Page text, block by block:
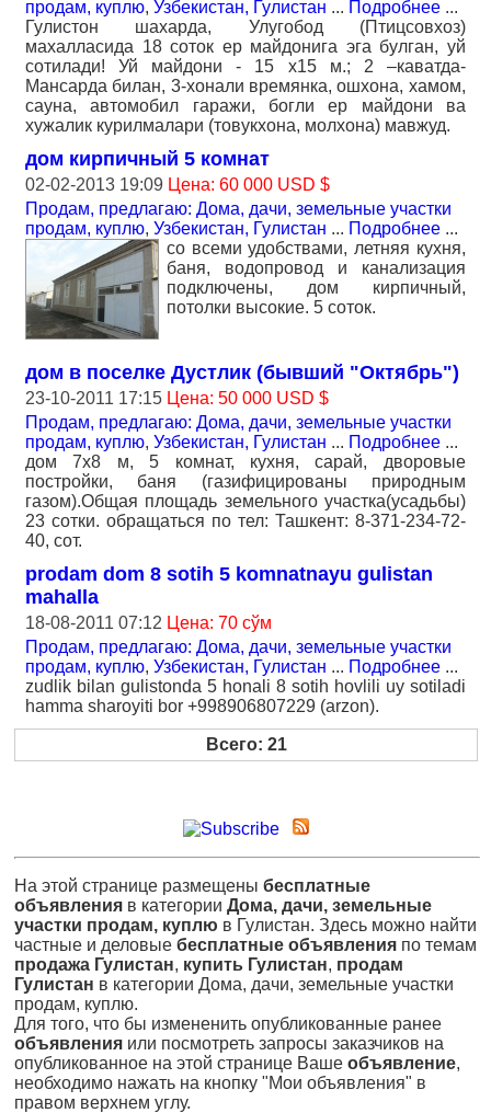
продам, куплю, Узбекистан, Гулистан ... Подробнее ...
Гулистон шахарда, Улугобод (Птицсовхоз)
махалласида 18 соток ер майдонига эга булган, уй
сотилади! Уй майдони - 15 х15 м.; 2 –каватда-
Мансарда билан, 3-хонали времянка, ошхона, хамом,
сауна, автомобил гаражи, богли ер майдони ва
хужалик курилмалари (товукхона, молхона) мавжуд.
дом кирпичный 5 комнат
02-02-2013 19:09 Цена: 60 000 USD $
Продам, предлагаю: Дома, дачи, земельные участки
продам, куплю, Узбекистан, Гулистан ... Подробнее ...
со всеми удобствами, летняя кухня,
баня, водопровод и канализация
подключены, дом кирпичный,
потолки высокие. 5 соток.
дом в поселке Дустлик (бывший "Октябрь")
23-10-2011 17:15 Цена: 50 000 USD $
Продам, предлагаю: Дома, дачи, земельные участки
продам, куплю, Узбекистан, Гулистан ... Подробнее ...
дом 7х8 м, 5 комнат, кухня, сарай, дворовые
постройки, баня (газифицированы природным
газом).Общая площадь земельного участка(усадьбы)
23 сотки. обращаться по тел: Ташкент: 8-371-234-72-
40, сот.
prodam dom 8 sotih 5 komnatnayu gulistan
mahalla
18-08-2011 07:12 Цена: 70 сўм
Продам, предлагаю: Дома, дачи, земельные участки
продам, куплю, Узбекистан, Гулистан ... Подробнее ...
zudlik bilan gulistonda 5 honali 8 sotih hovlili uy sotiladi
hamma sharoyiti bor +998906807229 (arzon).
Всего: 21
На этой странице размещены бесплатные
объявления в категории Дома, дачи, земельные
участки продам, куплю в Гулистан. Здесь можно найти
частные и деловые бесплатные объявления по темам
продажа Гулистан, купить Гулистан, продам
Гулистан в категории Дома, дачи, земельные участки
продам, куплю.
Для того, что бы измененить опубликованные ранее
объявления или посмотреть запросы заказчиков на
опубликованное на этой странице Ваше объявление,
необходимо нажать на кнопку "Мои объявления" в
правом верхнем углу.